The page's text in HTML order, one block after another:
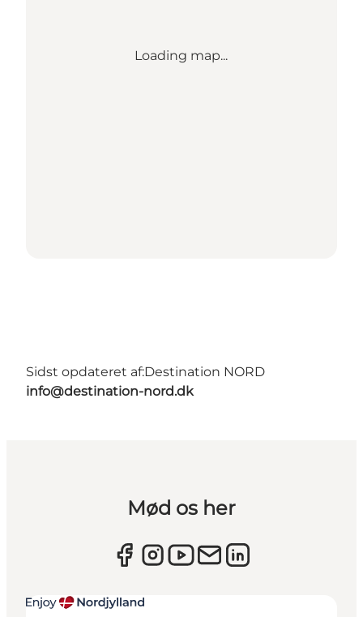
Loading map...
Sidst opdateret af:Destination NORD
info@destination-nord.dk
Mød os her